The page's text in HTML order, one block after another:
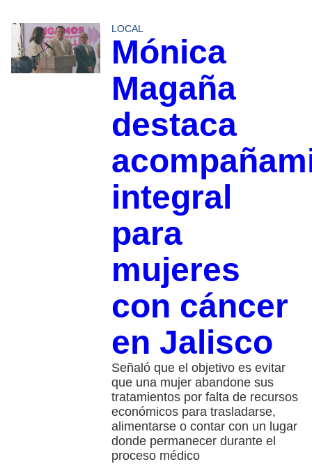
LOCAL
Mónica
Magaña
destaca
integral
para
mujeres
con cáncer
en Jalisco
Señaló que el objetivo es evitar
que una mujer abandone sus
tratamientos por falta de recursos
económicos para trasladarse,
alimentarse o contar con un lugar
donde permanecer durante el
proceso médico